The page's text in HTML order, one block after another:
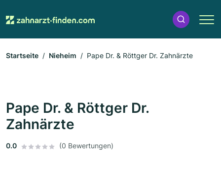
Startseite Nieheim Pape Dr. & Röttger Dr. Zahnärzte
Pape Dr. & Röttger Dr.
Zahnärzte
0.0 (0 Bewertungen)